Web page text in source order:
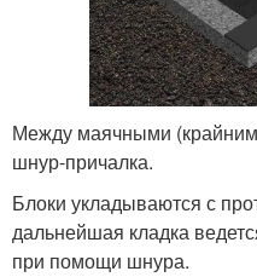
Между маячными
шнур-причалка.
Блоки укладываются с
дальнейшая кладка
при помощи шнура.